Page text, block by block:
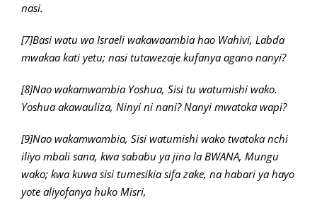
nasi.
[7]Basi watu wa Israeli wakawaambia hao Wahivi, Labda
mwakaa kati yetu; nasi tutawezaje kufanya agano nanyi?
[8]Nao wakamwambia Yoshua, Sisi tu watumishi wako.
Yoshua akawauliza, Ninyi ni nani? Nanyi mwatoka wapi?
[9]Nao wakamwambia, Sisi watumishi wako twatoka nchi
iliyo mbali sana, kwa sababu ya jina la BWANA, Mungu
wako; kwa kuwa sisi tumesikia sifa zake, na habari ya hayo
yote aliyofanya huko Misri,